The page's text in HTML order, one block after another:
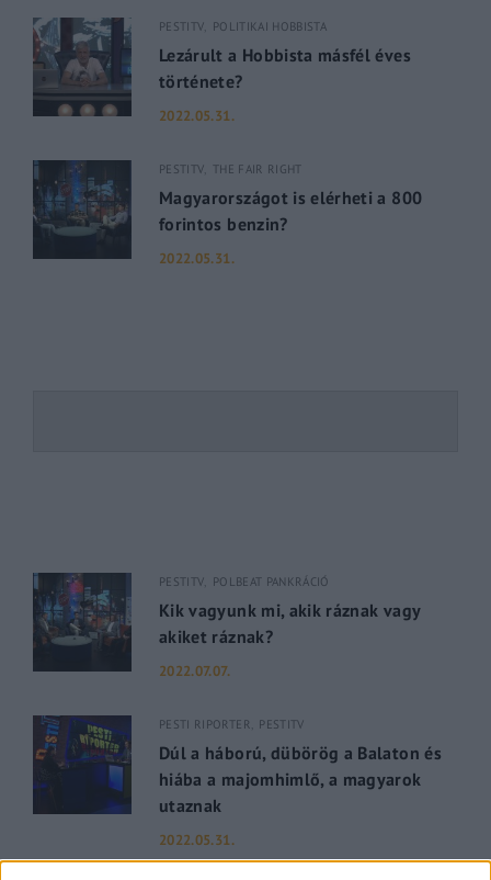
PESTITV POLITIKAI HOBBISTA
Lezárult a Hobbista másfél éves
története?
2022.05.31.
PESTITV THE FAIR RIGHT
Magyarországot is elérheti a 800
forintos benzin?
2022.05.31.
PESTITV POLBEAT PANKRÁCIÓ
Kik vagyunk mi, akik ráznak vagy
akiket ráznak?
2022.07.07.
PESTI RIPORTER PESTITV
Dúl a háború, dübörög a Balaton és
hiába a majomhimlő, a magyarok
utaznak
2022.05.31.